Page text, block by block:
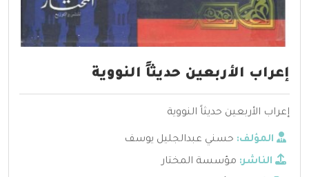
إعراب الأربعين حديثاً النووية
إعراب الأربعين حديثاً النووية
المؤلف: حسني عبدالجليل يوسف
الناشر: مؤسسة المختار